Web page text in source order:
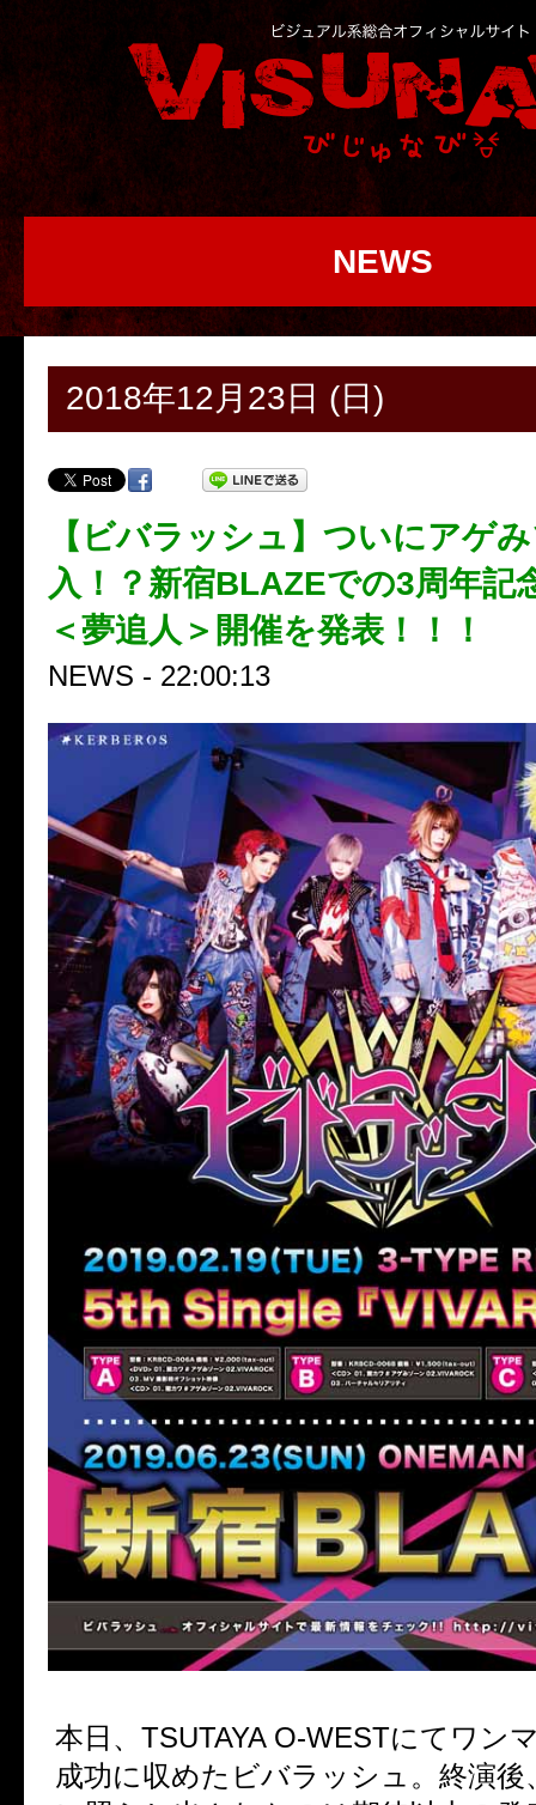
NEWS
2018年12月23日 (日)
【ビバラッシュ】ついにアゲ
入！？新宿BLAZEでの3周年記
＜夢追人＞開催を発表！！！
NEWS - 22:00:13
本日、TSUTAYA O-WESTにてワン
成功に収めたビバラッシュ。終演